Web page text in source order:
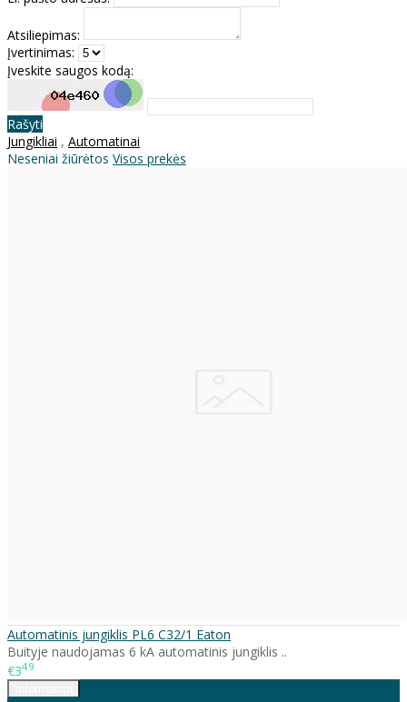
Atsiliepimas:
Įvertinimas:
Įveskite saugos kodą:
Rašyti
Jungikliai , Automatinai
Neseniai žiūrėtos Visos prekės
Automatinis jungiklis PL6 C32/1 Eaton
Buityje naudojamas 6 kA automatinis jungiklis ..
€349